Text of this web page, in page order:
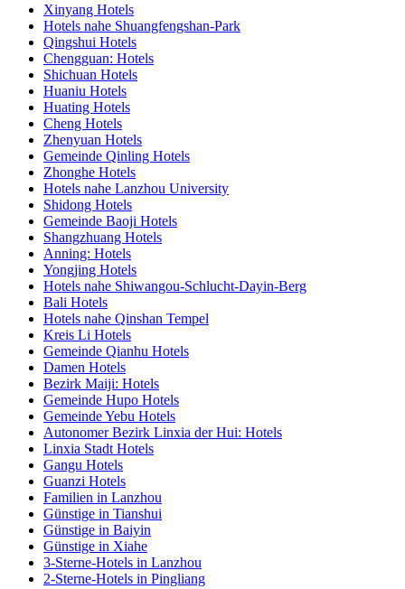
Xinyang Hotels
Hotels nahe Shuangfengshan-Park
Qingshui Hotels
Chengguan: Hotels
Shichuan Hotels
Huaniu Hotels
Huating Hotels
Cheng Hotels
Zhenyuan Hotels
Gemeinde Qinling Hotels
Zhonghe Hotels
Hotels nahe Lanzhou University
Shidong Hotels
Gemeinde Baoji Hotels
Shangzhuang Hotels
Anning: Hotels
Yongjing Hotels
Hotels nahe Shiwangou-Schlucht-Dayin-Berg
Bali Hotels
Hotels nahe Qinshan Tempel
Kreis Li Hotels
Gemeinde Qianhu Hotels
Damen Hotels
Bezirk Maiji: Hotels
Gemeinde Hupo Hotels
Gemeinde Yebu Hotels
Autonomer Bezirk Linxia der Hui: Hotels
Linxia Stadt Hotels
Gangu Hotels
Guanzi Hotels
Familien in Lanzhou
Günstige in Tianshui
Günstige in Baiyin
Günstige in Xiahe
3-Sterne-Hotels in Lanzhou
2-Sterne-Hotels in Pingliang